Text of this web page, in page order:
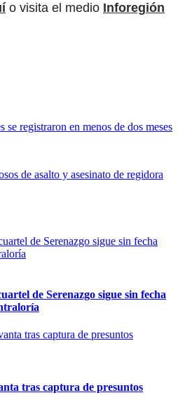
o visita el medio Inforegión
se registraron en menos de dos meses
de asalto y asesinato de regidora
de Serenazgo sigue sin fecha
tras captura de presuntos